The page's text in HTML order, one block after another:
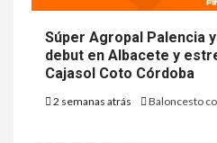
Súper Agropal Palencia
debut en Albacete y
Cajasol Coto Córdoba
2 semanas atrás Baloncesto